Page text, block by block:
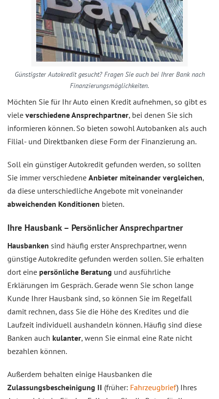
Günstigster Autokredit gesucht? Fragen Sie auch bei Ihrer Bank nach
Finanzierungsmöglichkeiten.
Möchten Sie für Ihr Auto einen Kredit aufnehmen, so gibt es
viele verschiedene Ansprechpartner, bei denen Sie sich
informieren können. So bieten sowohl Autobanken als auch
Filial- und Direktbanken diese Form der Finanzierung an.
Soll ein günstiger Autokredit gefunden werden, so sollten
Sie immer verschiedene Anbieter miteinander vergleichen,
da diese unterschiedliche Angebote mit voneinander
abweichenden Konditionen bieten.
Ihre Hausbank – Persönlicher Ansprechpartner
Hausbanken sind häufig erster Ansprechpartner, wenn
günstige Autokredite gefunden werden sollen. Sie erhalten
dort eine persönliche Beratung und ausführliche
Erklärungen im Gespräch. Gerade wenn Sie schon lange
Kunde Ihrer Hausbank sind, so können Sie im Regelfall
damit rechnen, dass Sie die Höhe des Kredites und die
Laufzeit individuell aushandeln können. Häufig sind diese
Banken auch kulanter, wenn Sie einmal eine Rate nicht
bezahlen können.
Außerdem behalten einige Hausbanken die
Zulassungsbescheinigung II (früher: Fahrzeugbrief) Ihres